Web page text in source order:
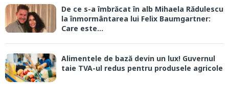
De ce s-a îmbrăcat în alb Mihaela Rădulescu
la înmormântarea lui Felix Baumgartner:
Care este...
Alimentele de bază devin un lux! Guvernul
taie TVA-ul redus pentru produsele agricole